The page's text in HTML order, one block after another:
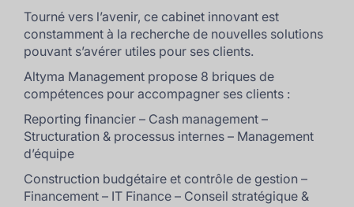
Tourné vers l’avenir, ce cabinet innovant est
constamment à la recherche de nouvelles solutions
pouvant s’avérer utiles pour ses clients.
Altyma Management propose 8 briques de
compétences pour accompagner ses clients :
Reporting financier – Cash management –
Structuration & processus internes – Management
d’équipe
Construction budgétaire et contrôle de gestion –
Financement – IT Finance – Conseil stratégique &